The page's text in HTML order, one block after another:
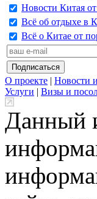
Новости Китая
Всё об отдыхе в
Всё о Китае от
О проекте | Новости
Услуги | Визы и
Данный